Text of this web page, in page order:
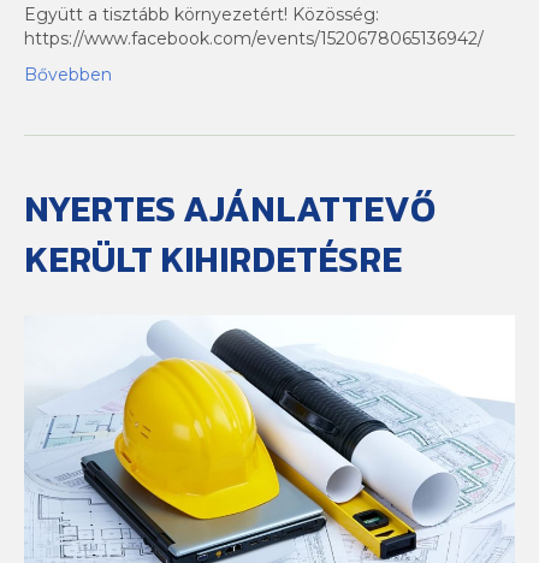
Együtt a tisztább környezetért! Közösség:
https://www.facebook.com/events/1520678065136942/
Bővebben
NYERTES AJÁNLATTEVŐ
KERÜLT KIHIRDETÉSRE